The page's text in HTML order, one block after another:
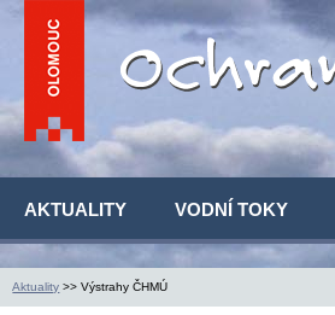
AKTUALITY VODNÍ TOKY
Aktuality >> Výstrahy ČHMÚ